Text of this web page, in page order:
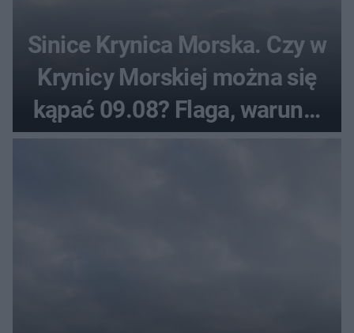
Sinice Krynica Morska. Czy w
Krynicy Morskiej można się
kąpać 09.08? Flaga, warunki